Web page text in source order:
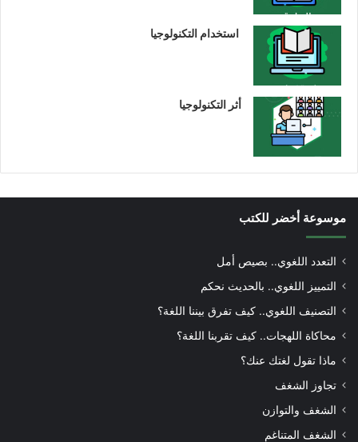
استخدام التكنولوجيا
أثر التكنولوجيا
موسوعة أخضر للكتب
التعدد اللغوي.. بصيص أمل
التمييز اللغوي.. بالحديث نحكم
التصنيف اللغوي.. كيف تفرق بيننا اللغة؟
محاكاة اللهجات.. كيف تقربنا اللغة؟
ماذا تقول لغتك عنك؟
تجاوز الشغف
الشغف والتوازن
الشغف المتناغم